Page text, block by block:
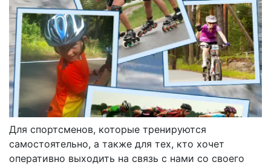
Для спортсменов, которые тренируются
самостоятельно, а также для тех, кто хочет
оперативно выходить на связь с нами со своего